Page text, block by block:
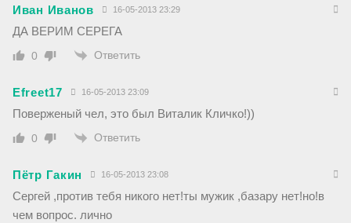
Иван Иванов 16-05-2013 23:29
ДА ВЕРИМ СЕРЕГА
0 Ответить
Efreet17 16-05-2013 23:09
Поверженый чел, это был Виталик Кличко!))
0 Ответить
Пётр Гакин 16-05-2013 23:08
Сергей ,против тебя никого нет!ты мужик ,базару нет!но!в
чем вопрос. лично